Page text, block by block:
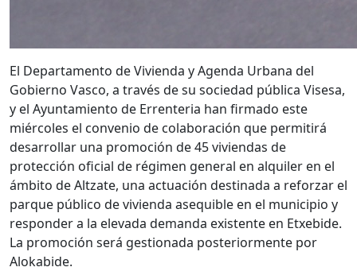
El Departamento de Vivienda y Agenda Urbana del
Gobierno Vasco, a través de su sociedad pública Visesa,
y el Ayuntamiento de Errenteria han firmado este
miércoles el convenio de colaboración que permitirá
desarrollar una promoción de 45 viviendas de
protección oficial de régimen general en alquiler en el
ámbito de Altzate, una actuación destinada a reforzar el
parque público de vivienda asequible en el municipio y
responder a la elevada demanda existente en Etxebide.
La promoción será gestionada posteriormente por
Alokabide.